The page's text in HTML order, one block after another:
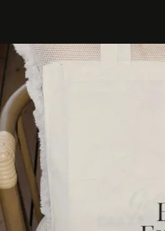
buluşturarak markanın
sürükleyici ve